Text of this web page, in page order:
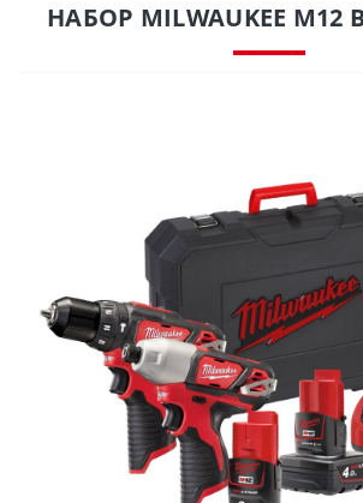
НАБОР MILWAUKEE М12